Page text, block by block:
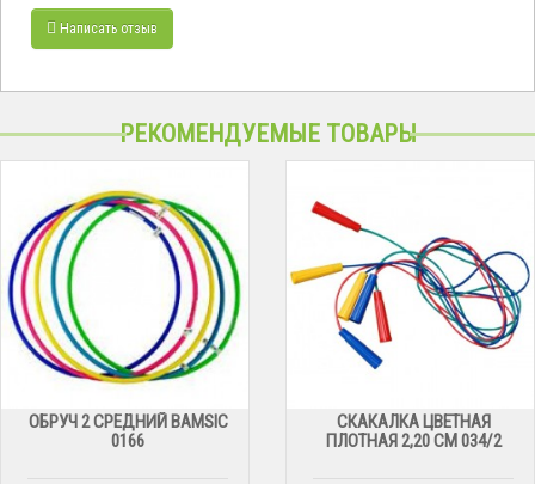
Написать отзыв
РЕКОМЕНДУЕМЫЕ ТОВАРЫ
ОБРУЧ 2 СРЕДНИЙ BAMSIC
0166
СКАКАЛКА ЦВЕТНАЯ
ПЛОТНАЯ 2,20 СМ 034/2